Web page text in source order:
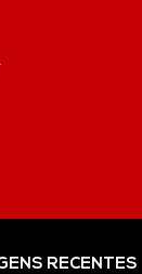
RECENTES